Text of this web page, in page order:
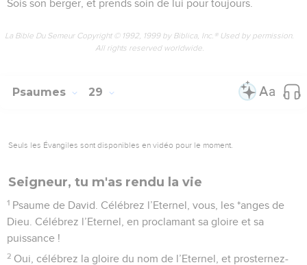
Sois son berger, et prends soin de lui pour toujours.
La Bible Du Semeur Copyright © 1992, 1999 by Biblica, Inc.® Used by permission.
All rights reserved worldwide.
Psaumes 29
Seuls les Évangiles sont disponibles en vidéo pour le moment.
Seigneur, tu m'as rendu la vie
1 Psaume de David. Célébrez l’Eternel, vous, les *anges de
Dieu. Célébrez l’Eternel, en proclamant sa gloire et sa
puissance !
2 Oui, célébrez la gloire du nom de l’Eternel, et prosternez-